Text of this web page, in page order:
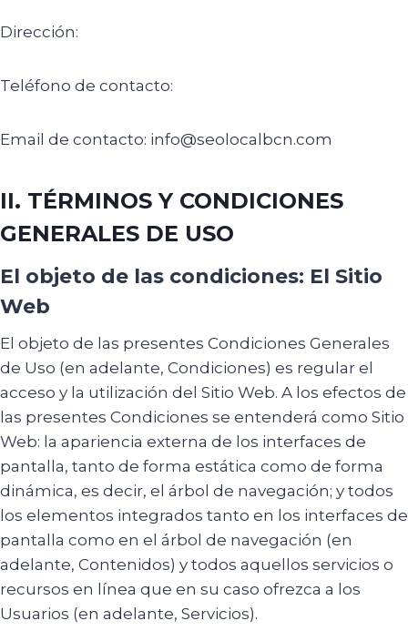
Dirección:
Teléfono de contacto:
Email de contacto: info@seolocalbcn.com
II. TÉRMINOS Y CONDICIONES
GENERALES DE USO
El objeto de las condiciones: El Sitio
Web
El objeto de las presentes Condiciones Generales
de Uso (en adelante, Condiciones) es regular el
acceso y la utilización del Sitio Web. A los efectos de
las presentes Condiciones se entenderá como Sitio
Web: la apariencia externa de los interfaces de
pantalla, tanto de forma estática como de forma
dinámica, es decir, el árbol de navegación; y todos
los elementos integrados tanto en los interfaces de
pantalla como en el árbol de navegación (en
adelante, Contenidos) y todos aquellos servicios o
recursos en línea que en su caso ofrezca a los
Usuarios (en adelante, Servicios).